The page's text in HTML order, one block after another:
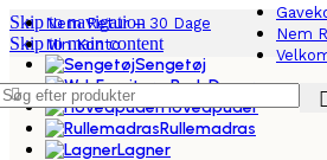
Skip to navigation
Skip to main content
Nem Retur – 30 Dage
Min Konto
Nem
Sengetøj
Dyner
Hovedpuder
Rullemadras
Lagner